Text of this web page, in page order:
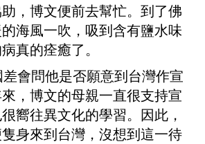
，博文便前去幫忙。到了佛
海風一吹，吸到含有鹽水味
真的痊癒了。
問他是否願意到台灣作宣
，博文的母親一直很支持宣
嚮往異文化的學習。因此，
身來到台灣，沒想到這一待